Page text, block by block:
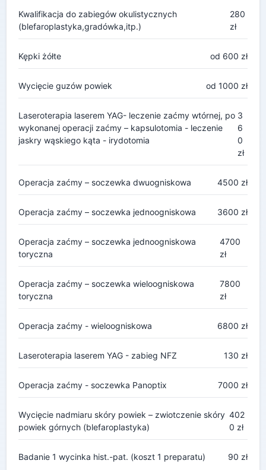
Kwalifikacja do zabiegów okulistycznych
(blefaroplastyka,gradówka,itp.)
280
zł
Kępki żółte od 600 zł
Wycięcie guzów powiek od 1000 zł
Laseroterapia laserem YAG- leczenie zaćmy wtórnej, po
wykonanej operacji zaćmy – kapsulotomia - leczenie
jaskry wąskiego kąta - irydotomia
3
6
0
zł
Operacja zaćmy – soczewka dwuogniskowa 4500 zł
Operacja zaćmy – soczewka jednoogniskowa 3600 zł
Operacja zaćmy – soczewka jednoogniskowa
toryczna
4700
zł
Operacja zaćmy – soczewka wieloogniskowa
toryczna
7800
zł
Operacja zaćmy - wieloogniskowa 6800 zł
Laseroterapia laserem YAG - zabieg NFZ 130 zł
Operacja zaćmy - soczewka Panoptix 7000 zł
Wycięcie nadmiaru skóry powiek – zwiotczenie skóry
powiek górnych (blefaroplastyka)
402
0 zł
Badanie 1 wycinka hist.-pat. (koszt 1 preparatu) 90 zł